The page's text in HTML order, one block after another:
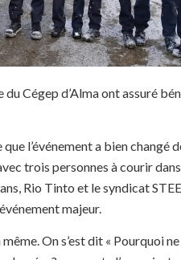
Cégep d’Alma ont assuré
l’événement a bien changé
trois personnes à courir
Rio Tinto et le syndicat
majeur.
On s’est dit « Pourquoi